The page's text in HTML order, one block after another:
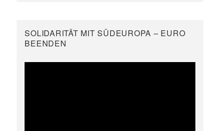
SOLIDARITÄT MIT SÜDEUROPA – EURO
BEENDEN